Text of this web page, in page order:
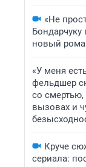
«Не
новый
«У меня
фельдшер
со
вызовах и
Круче
сериала: